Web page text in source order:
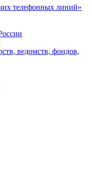
телефонных линий»
ведомств, фондов,